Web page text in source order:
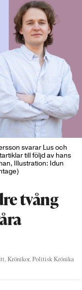
svarar Lus och
till följd av hans
Illustration: Idun
tvång
, Krönikor,Politisk Krönika